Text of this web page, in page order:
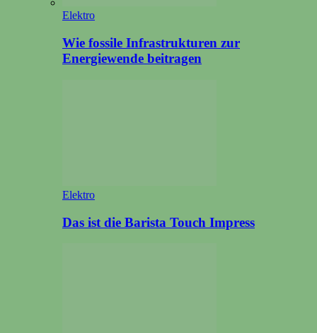
Elektro
Wie fossile Infrastrukturen zur
Energiewende beitragen
Elektro
Das ist die Barista Touch Impress